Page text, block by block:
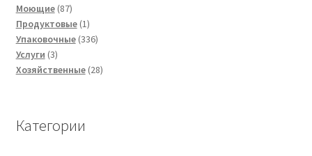
Моющие 8787
товаров
Продуктовые 11
товар
Упаковочные 336336
Услуги 33
товара
Хозяйственные 2828
Категории